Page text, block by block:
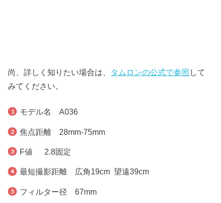
尚、詳しく知りたい場合は、 タムロンの公式で参照 して
みてください。
モデル名 A036
焦点距離 28mm-75mm
F値 2.8固定
最短撮影距離 広角19cm 望遠39cm
フィルター径 67mm